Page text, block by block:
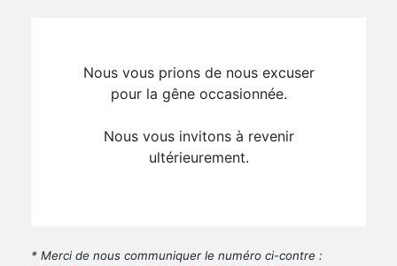
Nous vous prions de nous excuser
pour la gêne occasionnée.
Nous vous invitons à revenir
ultérieurement.
* Merci de nous communiquer le numéro ci-contre :